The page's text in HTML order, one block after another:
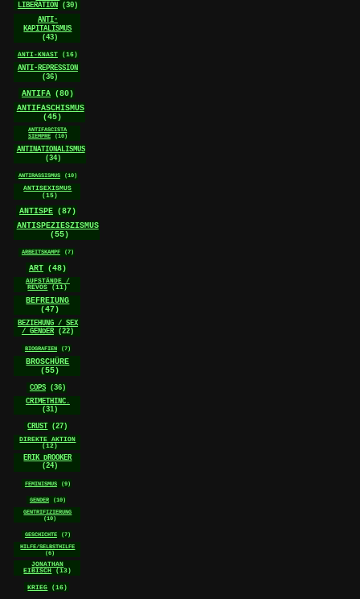
LIBERATION
(30)
ANTI-
KAPITALISMUS
(43)
ANTI-KNAST (16)
ANTI-REPRESSION
(36)
ANTIFA (80)
ANTIFASCHISMUS
(45)
ANTIFASCISTA
SIEMPRE
(10)
ANTINATIONALISMUS
(34)
ANTIRASSISMUS (10)
ANTISEXISMUS
(15)
ANTISPE (87)
ANTISPEZIESZISMUS
(55)
ARBEITSKAMPF (7)
ART (48)
AUFSTÄNDE /
REVOS
(11)
BEFREIUNG
(47)
BEZIEHUNG / SEX
/ GENDER
(22)
BIOGRAFIEN (7)
BROSCHÜRE
(55)
COPS (36)
CRIMETHINC.
(31)
CRUST (27)
DIREKTE AKTION
(12)
ERIK DROOKER
(24)
FEMINISMUS (9)
GENDER
(10)
GENTRIFIZIERUNG
(10)
GESCHICHTE
(7)
HILFE/SELBSTHILFE
(6)
JONATHAN
EIBISCH
(13)
KRIEG (16)